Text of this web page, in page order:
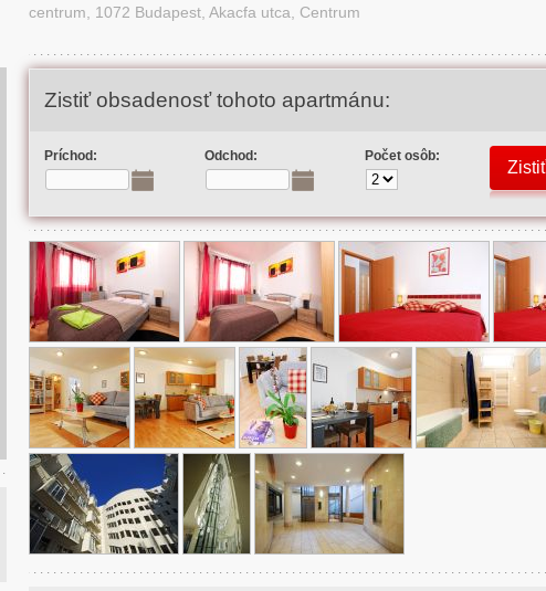
centrum, 1072 Budapest, Akacfa utca, Centrum
Zistiť obsadenosť tohoto apartmánu:
Príchod: Odchod: Počet osôb: